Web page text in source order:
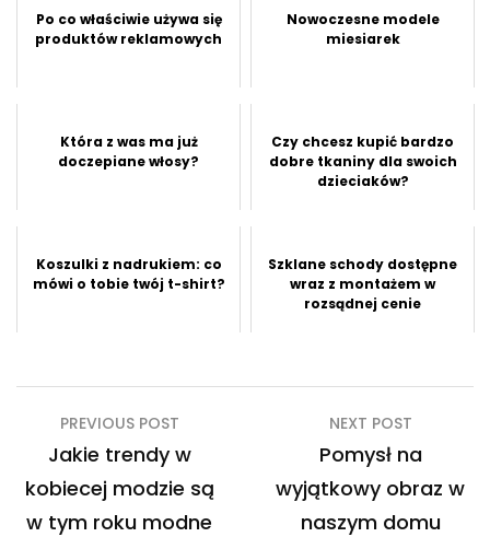
Po co właściwie używa się
produktów reklamowych
Nowoczesne modele
miesiarek
Która z was ma już
doczepiane włosy?
Czy chcesz kupić bardzo
dobre tkaniny dla swoich
dzieciaków?
Koszulki z nadrukiem: co
mówi o tobie twój t-shirt?
Szklane schody dostępne
wraz z montażem w
rozsądnej cenie
Nawigacja
wpisu
PREVIOUS POST
Jakie trendy w
kobiecej modzie są
w tym roku modne
NEXT POST
Pomysł na
wyjątkowy obraz w
naszym domu